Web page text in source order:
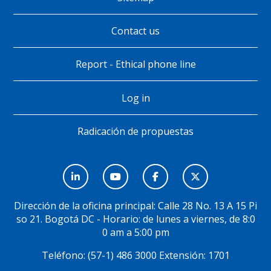
Contact us
Report - Ethical phone line
Log in
Radicación de propuestas
Social
Dirección de la oficina principal: Calle 28 No. 13 A 15 Pi
so 21. Bogotá DC - Horario: de lunes a viernes, de 8:0
0 am a 5:00 pm
Teléfono: (57-1) 486 3000 Extensión: 1701